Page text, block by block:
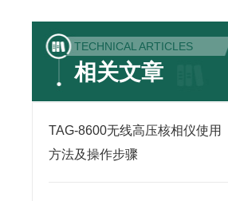
TECHNICAL ARTICLES
相关文章
TAG-8600无线高压核相仪使用
方法及操作步骤